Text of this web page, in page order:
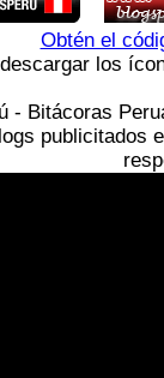
Obtén el
los
- Bitácoras
publicitados